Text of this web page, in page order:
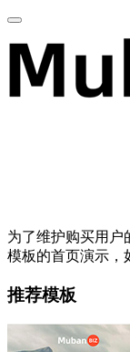
为了维护购买用户
模板的首页演示，
推荐模板